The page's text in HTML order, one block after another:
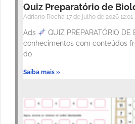
Quiz Preparatório de
Adriano Rocha 17 de julho de 2026 12:01
Ads
QUIZ PREPARATÓRIO
conhecimentos com conteúdos
do
Saiba mais »